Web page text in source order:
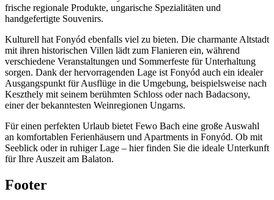
frische regionale Produkte, ungarische Spezialitäten und
handgefertigte Souvenirs.
Kulturell hat Fonyód ebenfalls viel zu bieten. Die charmante Altstadt
mit ihren historischen Villen lädt zum Flanieren ein, während
verschiedene Veranstaltungen und Sommerfeste für Unterhaltung
sorgen. Dank der hervorragenden Lage ist Fonyód auch ein idealer
Ausgangspunkt für Ausflüge in die Umgebung, beispielsweise nach
Keszthely mit seinem berühmten Schloss oder nach Badacsony,
einer der bekanntesten Weinregionen Ungarns.
Für einen perfekten Urlaub bietet Fewo Bach eine große Auswahl
an komfortablen Ferienhäusern und Apartments in Fonyód. Ob mit
Seeblick oder in ruhiger Lage – hier finden Sie die ideale Unterkunft
für Ihre Auszeit am Balaton.
Footer